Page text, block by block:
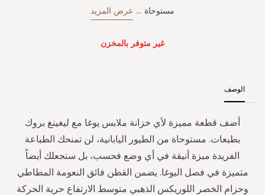
مستوحاة ... عرض المزيد
غير متوفر بالمخزن
الوصف
أضف قطعة مميزة لأي خزانة ملابس يوغا مع ليغينغ بروك
بطبعات. مستوحاة من الطيور اليابانية، لن تمنحك الطباعة
الفريدة ميزة أنيقة في أي وضع فحسب، بل ستجعلك أيضاً
متميزة في فصل اليوغا. يضمن القطن فائق النعومة المطاطي
وحزام الخصر اللوريكس الذهبي متوسط الارتفاع حرية الحركة